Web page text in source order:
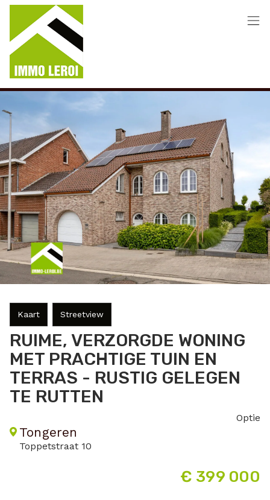
Menu overslaan en naar de inhoud gaan
RUIME, VERZORGDE WONING
MET PRACHTIGE TUIN EN
TERRAS - RUSTIG GELEGEN
TE RUTTEN
optie
Tongeren
Toppetstraat 10
€ 399 000
Kaart Streetview